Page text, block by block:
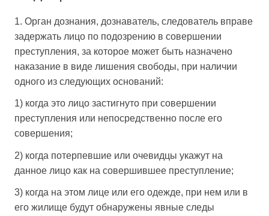
1. Орган дознания, дознаватель, следователь вправе
задержать лицо по подозрению в совершении
преступления, за которое может быть назначено
наказание в виде лишения свободы, при наличии
одного из следующих оснований:
1) когда это лицо застигнуто при совершении
преступления или непосредственно после его
совершения;
2) когда потерпевшие или очевидцы укажут на
данное лицо как на совершившее преступление;
3) когда на этом лице или его одежде, при нем или в
его жилище будут обнаружены явные следы